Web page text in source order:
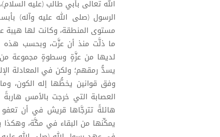
الله تعالى بأبي طالب (عليه
الرسول (صلى الله عليه وآله)
مستوى المنطقة، وكانت لها هيبة
ما ذلَّت منذ أن عزَّت، وبحسب هذه
لديها من عزَّةٍ وسطوةٍ مجموعة من
يسدُّ رمقهم؛ ولكن في المعادلة
وفق قوانين يخطُّها إله الكون،
العصابة التي خرجت بالأمس
هائلةً تترجَّاها قريش في أن
يمكِّنها من البقاء في مكَّة،